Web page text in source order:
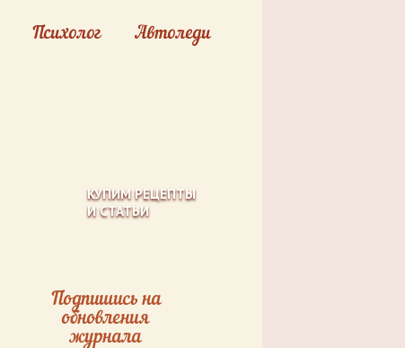
Психолог Автоледи
КУПИМ РЕЦЕПТЫ
И СТАТЬИ
Подпишись на
обновления
журнала